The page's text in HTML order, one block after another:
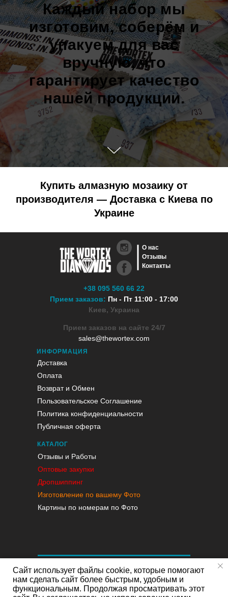
Каждый набор мы
изготовим, соберём и
упакуем для вас
вручную, что
гарантирует качество
нашей продукции.
Купить алмазную мозаику от
производителя — Доставка с Киева по
Украине
ИНФОРМАЦИЯ
Доставка
Оплата
Возврат и Обмен
Пользовательское Соглашение
Политика конфиденциальности
Публичная оферта
КАТАЛОГ
Отзывы и Работы
Оптовые закупки
Дропшиппинг
Изготовление по вашему Фото
Картины по номерам по Фото
+38 095 560 66 22
Прием заказов: Пн - Пт 11:00 - 17:00
Киев, Украина
Прием заказов на сайте 24/7
sales@thewortex.com
О нас
Отзывы
Контакты
Сайт использует файлы cookie, которые помогают
нам сделать сайт более быстрым, удобным и
функциональным. Продолжая просматривать этот